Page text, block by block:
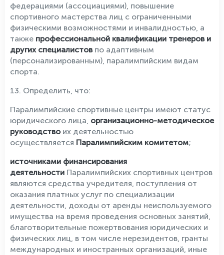
федерациями (ассоциациями), повышение
спортивного мастерства лиц с ограниченными
физическими возможностями и инвалидностью, а
также профессиональной квалификации тренеров и
других специалистов по адаптивным
(персонализированным), паралимпийским видам
спорта.
13. Определить, что:
Паралимпийские спортивные центры имеют статус
юридического лица, организационно-методическое
руководствоих деятельностью
осуществляется Паралимпийским комитетом;
источниками финансирования
деятельности Паралимпийских спортивных центров
являются средства учредителя, поступления от
оказания платных услуг по специализации
деятельности, доходы от аренды неиспользуемого
имущества на время проведения основных занятий,
благотворительные пожертвования юридических и
физических лиц, в том числе нерезидентов, гранты
международных и иностранных организаций, иные